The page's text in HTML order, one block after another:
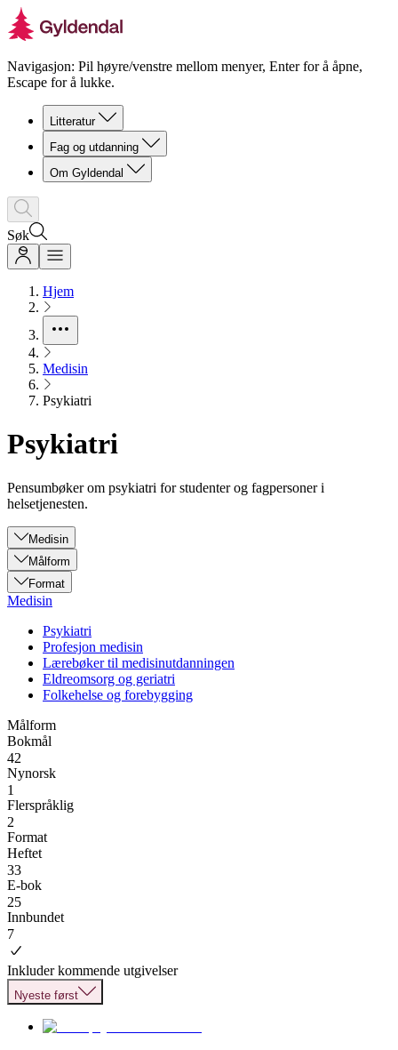
Navigasjon: Pil høyre/venstre mellom menyer, Enter for å åpne,
Escape for å lukke.
Litteratur
Fag og utdanning
Om Gyldendal
Søk
Hjem
Medisin
Psykiatri
Psykiatri
Pensumbøker om psykiatri for studenter og fagpersoner i
helsetjenesten.
Medisin
Målform
Format
Medisin
Psykiatri
Profesjon medisin
Lærebøker til medisinutdanningen
Eldreomsorg og geriatri
Folkehelse og forebygging
Målform
Bokmål
42
Nynorsk
1
Flerspråklig
2
Format
Heftet
33
E-bok
25
Innbundet
7
Inkluder kommende utgivelser
Nyeste først